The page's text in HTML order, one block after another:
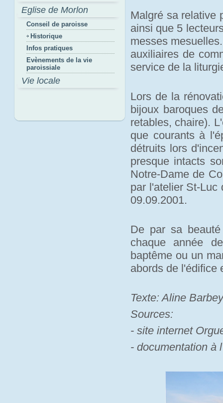
Eglise de Morlon
Conseil de paroisse
Historique
Infos pratiques
Evènements de la vie
paroissiale
Vie locale
Malgré sa relative
ainsi que 5
messes
auxiliaires de
service de la
Lors de la
bijoux baroques
retables, chaire).
que courants à
détruits lors
presque intacts
Notre-Dame de
par l'atelier St-Luc
09.09.2001.
De par sa
chaque année
baptême ou un
abords de l'édifice
Texte: Aline Barbey
Sources:
- site internet
- documentation à